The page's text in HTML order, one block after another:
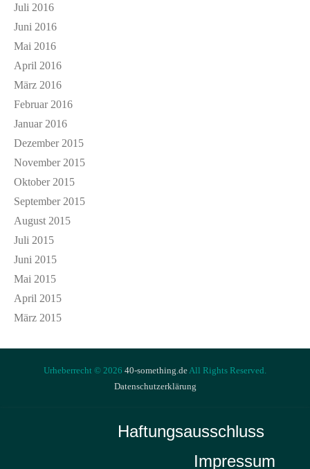
Juli 2016
Juni 2016
Mai 2016
April 2016
März 2016
Februar 2016
Januar 2016
Dezember 2015
November 2015
Oktober 2015
September 2015
August 2015
Juli 2015
Juni 2015
Mai 2015
April 2015
März 2015
Urheberrecht © 2026 40-something.de All Rights Reserved.
Datenschutzerklärung
Haftungsausschluss
Impressum